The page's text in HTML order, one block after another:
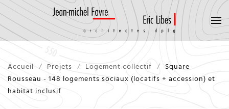
Accueil Projets Logement collectif
Square
Rousseau - 148 logements sociaux (locatifs + accession) et
habitat inclusif